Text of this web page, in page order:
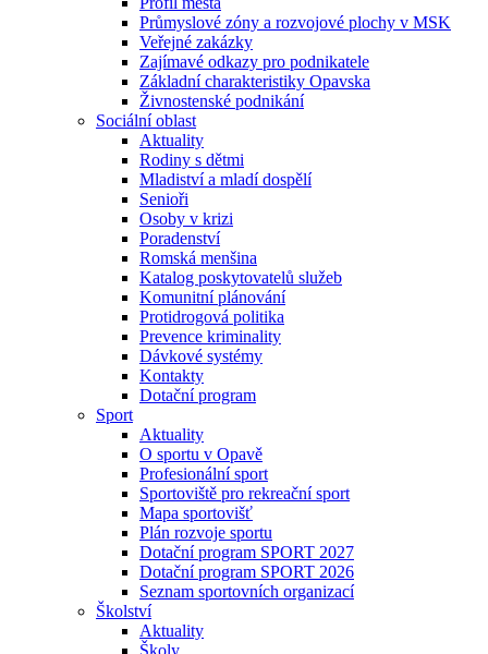
Průmyslové zóny a rozvojové plochy v MSK
Veřejné zakázky
Zajímavé odkazy pro podnikatele
Základní charakteristiky Opavska
Živnostenské podnikání
Sociální oblast
Aktuality
Rodiny s dětmi
Mladiství a mladí dospělí
Senioři
Osoby v krizi
Poradenství
Romská menšina
Katalog poskytovatelů služeb
Komunitní plánování
Protidrogová politika
Prevence kriminality
Dávkové systémy
Kontakty
Dotační program
Sport
Aktuality
O sportu v Opavě
Profesionální sport
Sportoviště pro rekreační sport
Mapa sportovišť
Plán rozvoje sportu
Dotační program SPORT 2027
Dotační program SPORT 2026
Seznam sportovních organizací
Školství
Aktuality